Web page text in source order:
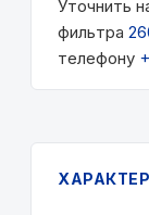
Уточнить
фильтра
телефону